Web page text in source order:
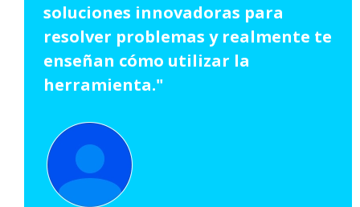
soluciones innovadoras para
resolver problemas y realmente te
enseñan cómo utilizar la
herramienta."